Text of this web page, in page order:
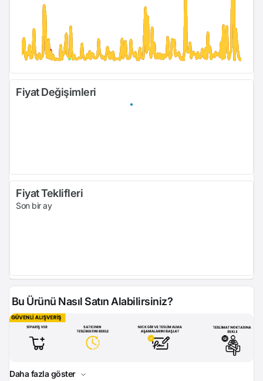
Fiyat Değişimleri
Fiyat Teklifleri
Son bir ay
Bu Ürünü Nasıl Satın Alabilirsiniz?
Daha fazla göster